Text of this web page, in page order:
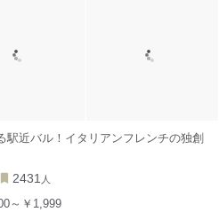
近バル！イタリアンフレンチの独創
2431 人
～￥1,999